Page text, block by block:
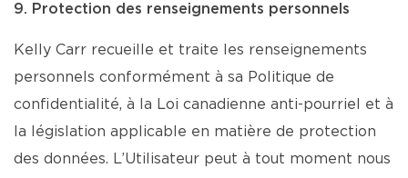
9. Protection des renseignements personnels
Kelly Carr recueille et traite les renseignements
personnels conformément à sa Politique de
confidentialité, à la Loi canadienne anti-pourriel et à
la législation applicable en matière de protection
des données. L’Utilisateur peut à tout moment nous